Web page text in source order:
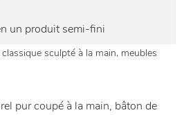
un produit semi-fini
pur coupé à la main, bâton de